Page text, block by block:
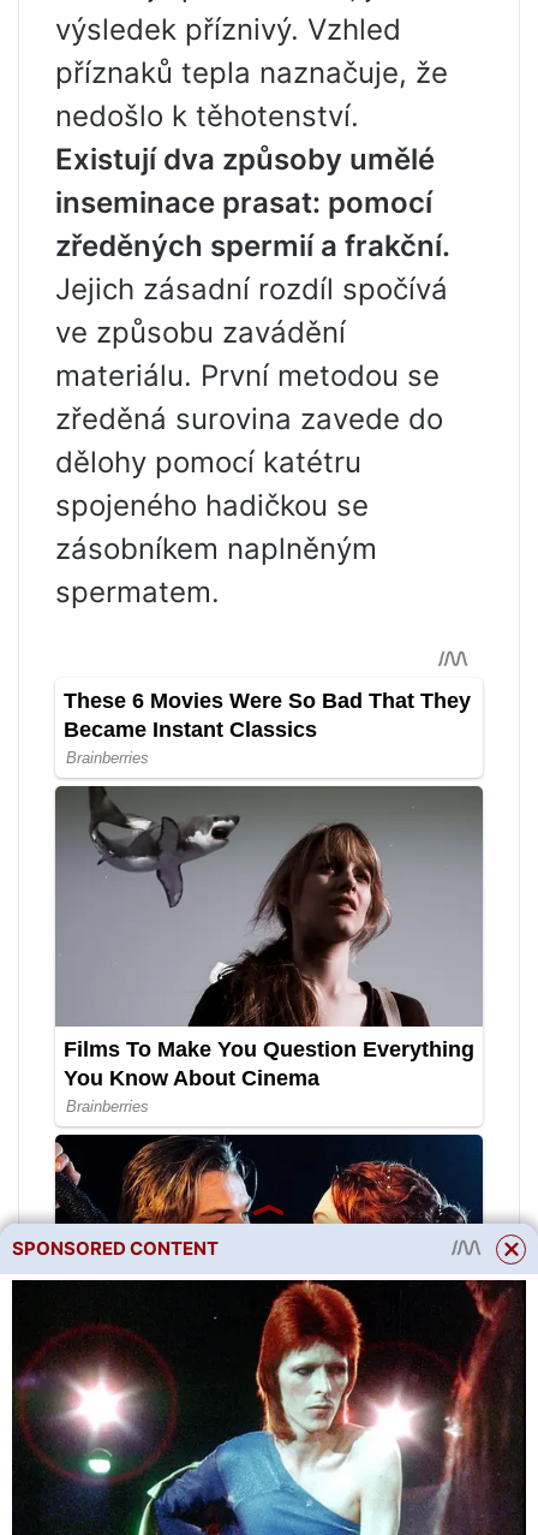
výsledek příznivý. Vzhled
příznaků tepla naznačuje, že
nedošlo k těhotenství.
Existují dva způsoby umělé
inseminace prasat: pomocí
zředěných spermií a frakční.
Jejich zásadní rozdíl spočívá
ve způsobu zavádění
materiálu. První metodou se
zředěná surovina zavede do
dělohy pomocí katétru
spojeného hadičkou se
zásobníkem naplněným
spermatem.
SPONSORED CONTENT